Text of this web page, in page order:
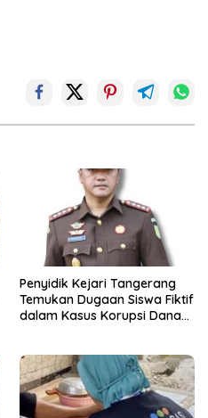
Penyidik Kejari Tangerang
Temukan Dugaan Siswa Fiktif
dalam Kasus Korupsi Dana